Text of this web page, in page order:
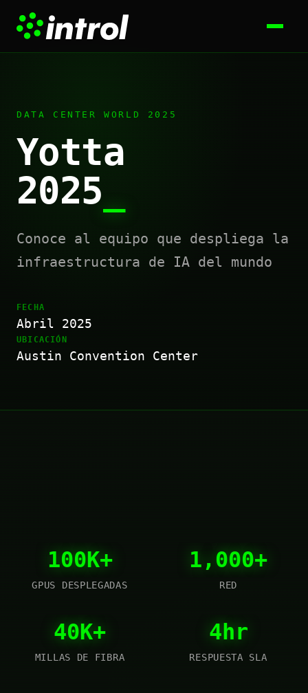
DATA CENTER WORLD 2025
Yotta
2025
Conoce al equipo que despliega la
infraestructura de IA del mundo
FECHA
Abril 2025
UBICACIÓN
Austin Convention Center
100K+
GPUS DESPLEGADAS
1,000+
RED
40K+
MILLAS DE FIBRA
4hr
RESPUESTA SLA